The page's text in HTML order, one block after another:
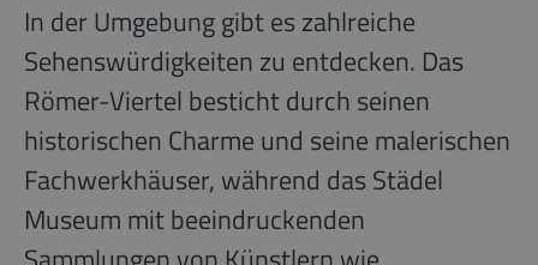
In der Umgebung gibt es zahlreiche
Sehenswürdigkeiten zu entdecken. Das
Römer-Viertel besticht durch seinen
historischen Charme und seine malerischen
Fachwerkhäuser, während das Städel
Museum mit beeindruckenden